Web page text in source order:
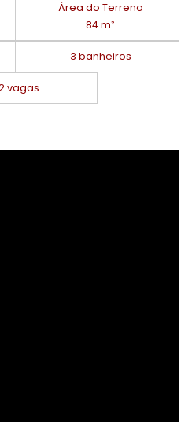
Área do Terreno
84 m²
3 banheiros
vagas